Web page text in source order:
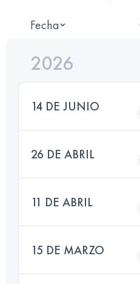
Fecha
2026
14 DE JUNIO
26 DE ABRIL
11 DE ABRIL
15 DE MARZO